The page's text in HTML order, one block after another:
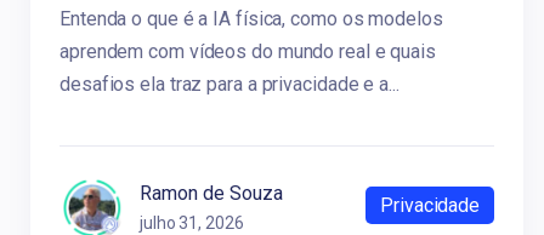
Entenda o que é a IA física, como os modelos
aprendem com vídeos do mundo real e quais
desafios ela traz para a privacidade e a...
Ramon de Souza
julho 31, 2026
Privacidade